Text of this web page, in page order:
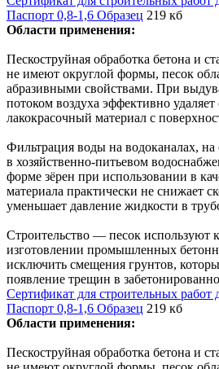
Паспорт 0,8-1,6 Образец 219 кб
Области применения:
Пескоструйная обработка бетона и
не имеют округлой формы, песок
абразивными свойствами. При
потоком воздуха эффективно
лакокрасочный материал с
Фильтрация воды на водоканалах,
в хозяйственно-питьевом
форме зёрен при использовании в
материала практически не снижает
уменьшает давление жидкости в
Строительство — песок используют
изготовлении промышленных
исключить смещения грунтов,
появление трещин в
Сертификат для строительных работ
Паспорт 0,8-1,6 Образец 219 кб
Области применения:
Пескоструйная обработка бетона и